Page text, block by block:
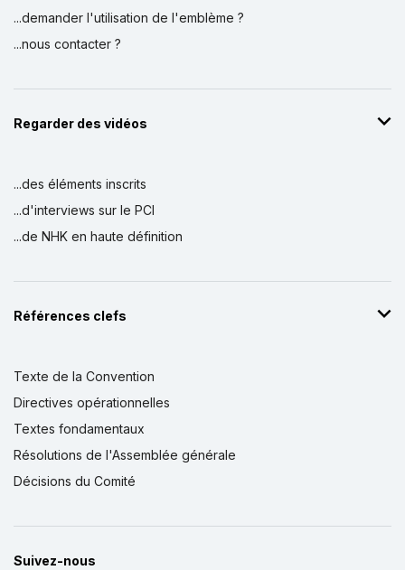
...demander l'utilisation de l'emblème ?
...nous contacter ?
Regarder des vidéos
...des éléments inscrits
...d'interviews sur le PCI
...de NHK en haute définition
Références clefs
Texte de la Convention
Directives opérationnelles
Textes fondamentaux
Résolutions de l'Assemblée générale
Décisions du Comité
Suivez-nous